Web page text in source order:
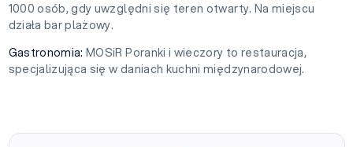
1000 osób, gdy uwzględni się teren otwarty. Na miejscu
działa bar plażowy.
Gastronomia: MOSiR Poranki i wieczory to restauracja,
specjalizująca się w daniach kuchni międzynarodowej.